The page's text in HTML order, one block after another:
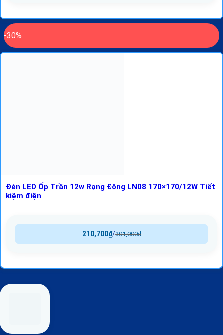
-30%
Đèn LED Ốp Trần 12w Rạng Đông LN08 170×170/12W Tiết
kiệm điện
301,000₫
/
210,700₫